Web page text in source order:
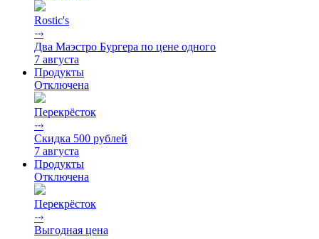
Rostic's
⤑
Два Маэстро Бургера по цене одного
7 августа
Продукты
Отключена
Перекрёсток
⤑
Скидка 500 рублей
7 августа
Продукты
Отключена
Перекрёсток
⤑
Выгодная цена